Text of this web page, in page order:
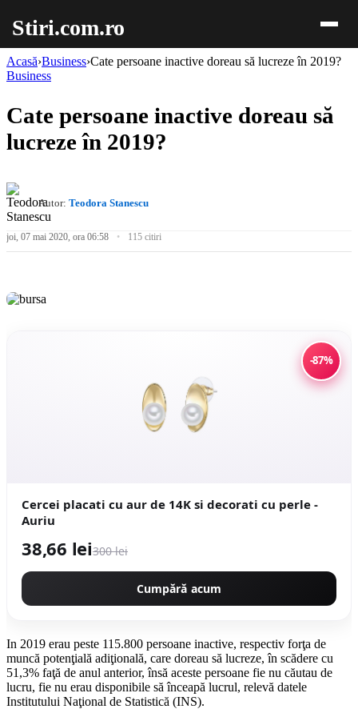
Stiri.com.ro
Acasă›Business›Cate persoane inactive doreau să lucreze în 2019?
Business
Cate persoane inactive doreau să
lucreze în 2019?
Autor: Teodora Stanescu
joi, 07 mai 2020, ora 06:58 115 citiri
-87%
Cercei placati cu aur de 14K si decorati cu perle -
Auriu
38,66 lei300 lei
Cumpără acum
In 2019 erau peste 115.800 persoane inactive, respectiv forţa de
muncă potenţială adiţională, care doreau să lucreze, în scădere cu
51,3% faţă de anul anterior, însă aceste persoane fie nu căutau de
lucru, fie nu erau disponibile să înceapă lucrul, relevă datele
Institutului Naţional de Statistică (INS).